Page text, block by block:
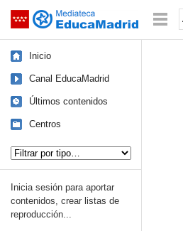
Saltar navegación
Inicio
Canal EducaMadrid
Últimos contenidos
Centros
Inicia sesión para aportar
contenidos, crear listas de
reproducción...